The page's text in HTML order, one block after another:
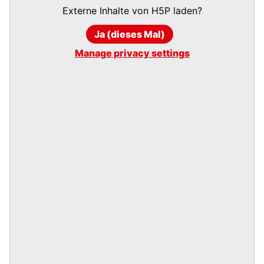
Externe Inhalte von H5Pladen?
Ja (dieses Mal)
Manage privacy settings